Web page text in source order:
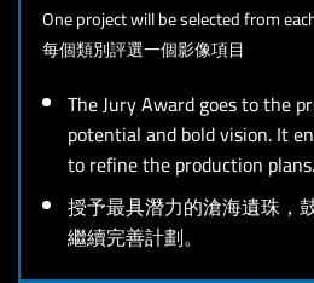
One project will be selected from
每個類別評選一個影像項目
The Jury Award goes to the
potential and bold vision. It
to refine the production plans.
授予最具潛力的滄海遺珠，
繼續完善計劃。